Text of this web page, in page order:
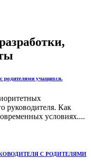
родителями учащихся.
руководителя. Как
условиях....
С РОДИТЕЛЯМИ